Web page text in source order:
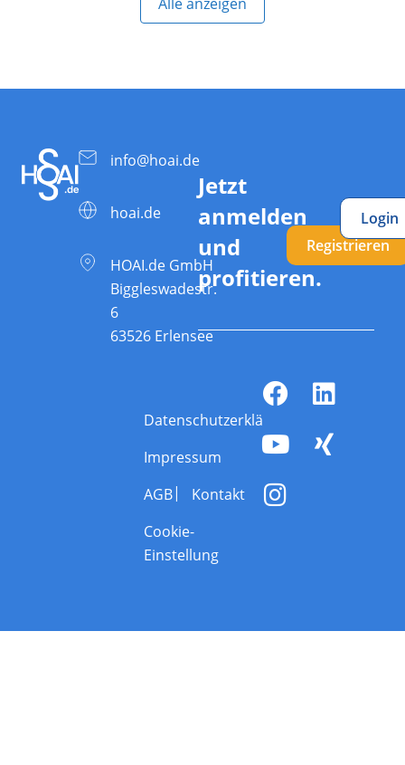
Alle anzeigen
info@hoai.de
hoai.de
HOAI.de GmbH
Biggleswadestr.
6
63526 Erlensee
Jetzt
anmelden
und
profitieren.
Registrieren
Login
Datenschutzerklärung
Impressum
AGB
Kontakt
Cookie-
Einstellung